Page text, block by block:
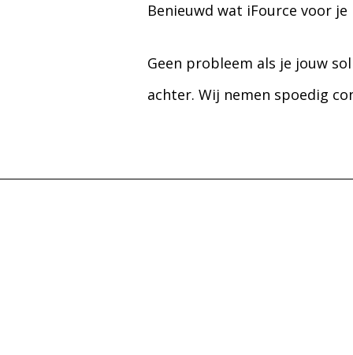
Benieuwd wat iFource voor
Geen probleem als je jouw
achter. Wij nemen spoedig